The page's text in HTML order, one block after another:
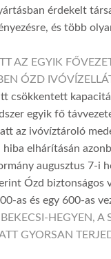
érdekelt
és több
AZ EGYIK
ÓZD
csökkentett
egyik fő
az ivóvíztároló
hiba elhárításán
augusztus 7-i
Ózd biztonságos
as és egy 600-as
HEGYEN, A
GYORSAN